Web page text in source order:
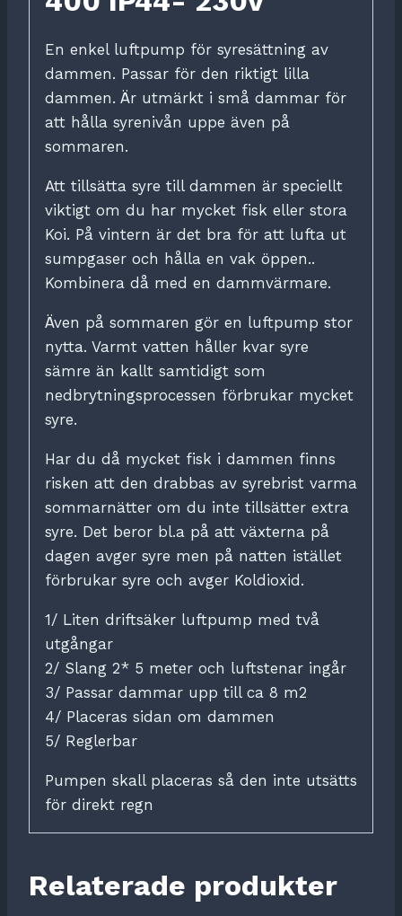
En enkel luftpump för syresättning av
dammen. Passar för den riktigt lilla
dammen. Är utmärkt i små dammar för
att hålla syrenivån uppe även på
sommaren.
Att tillsätta syre till dammen är speciellt
viktigt om du har mycket fisk eller stora
Koi. På vintern är det bra för att lufta ut
sumpgaser och hålla en vak öppen..
Kombinera då med en dammvärmare.
Även på sommaren gör en luftpump stor
nytta. Varmt vatten håller kvar syre
sämre än kallt samtidigt som
nedbrytningsprocessen förbrukar mycket
syre.
Har du då mycket fisk i dammen finns
risken att den drabbas av syrebrist varma
sommarnätter om du inte tillsätter extra
syre. Det beror bl.a på att växterna på
dagen avger syre men på natten istället
förbrukar syre och avger Koldioxid.
1/ Liten driftsäker luftpump med två
utgångar
2/ Slang 2* 5 meter och luftstenar ingår
3/ Passar dammar upp till ca 8 m2
4/ Placeras sidan om dammen
5/ Reglerbar
Pumpen skall placeras så den inte utsätts
för direkt regn
Relaterade produkter